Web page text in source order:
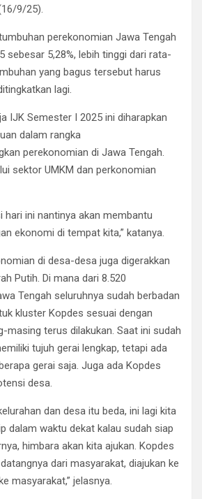
9/25).
perekonomian Jawa Tengah
sebesar 5,28%, lebih tinggi dari rata-
yang bagus tersebut harus
lagi.
IJK Semester I 2025 ini diharapkan
dalam rangka
perekonomian di Jawa Tengah.
sektor UMKM dan perkonomian
hari ini nantinya akan membantu
ekonomi di tempat kita,” katanya.
di desa-desa juga digerakkan
Putih. Di mana dari 8.520
Tengah seluruhnya sudah berbadan
kluster Kopdes sesuai dengan
masing terus dilakukan. Saat ini sudah
tujuh gerai lengkap, tetapi ada
gerai saja. Juga ada Kopdes
desa.
dan desa itu beda, ini lagi kita
dalam waktu dekat kalau sudah siap
himbara akan kita ajukan. Kopdes
dari masyarakat, diajukan ke
masyarakat,” jelasnya.